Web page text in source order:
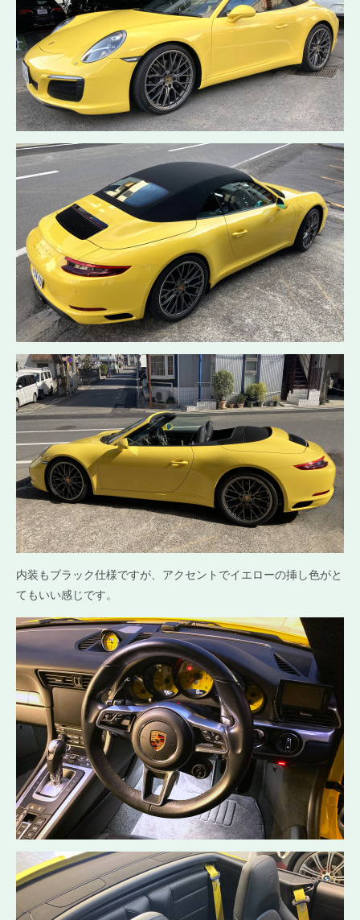
内装もブラック仕様ですが、アクセントでイエローの挿し色がと
てもいい感じです。